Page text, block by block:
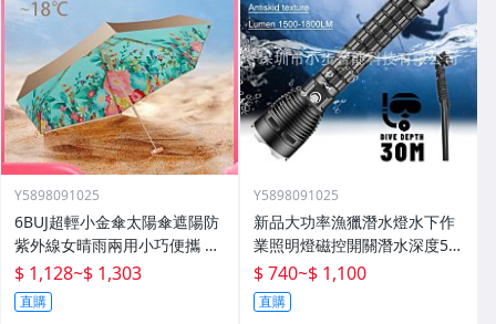
Y5898091025
6BUJ超輕小金傘太陽傘遮陽防
紫外線女晴雨兩用小巧便攜 五
折傘
$ 1,128~$ 1,303
直購
Y5898091025
新品大功率漁獵潛水燈水下作
業照明燈磁控開關潛水深度50
米高流明
$ 740~$ 1,100
直購